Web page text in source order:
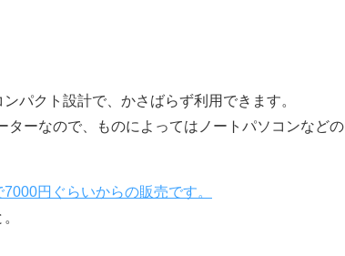
パクト設計で、かさばらず利用できます。
ーなので、ものによってはノートパソコンなどの
円ぐらいからの販売です。